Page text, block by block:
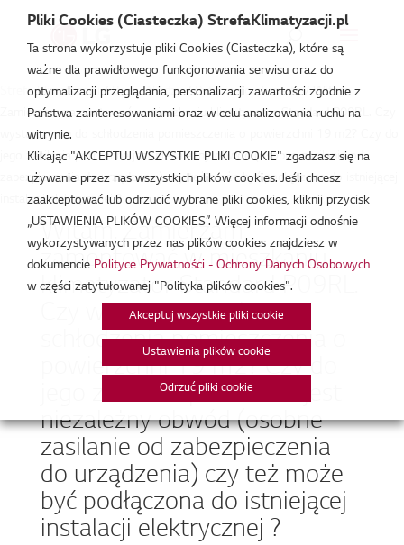
Strefa Klimatyzacji /Baza Wiedzy/Pytanie do eksperta/Witam.
Zamierzam zamontować w mieszkaniu klimatyzator Standard P09RL. Czy
wystarczy on do schłodzenia pomieszczenia o powierzchni 19 m2? Czy do
jego zasilenia potrzebne jest niezależny obwód (osobne zasilanie od
zabezpieczenia do urządzenia) czy też może być podłączona do istniejącej
instalacji elektrycznej ?
Witam. Zamierzam
zamontować w mieszkaniu
klimatyzator Standard P09RL.
Czy wystarczy on do
schłodzenia pomieszczenia o
powierzchni 19 m2? Czy do
jego zasilenia potrzebne jest
niezależny obwód (osobne
zasilanie od zabezpieczenia
do urządzenia) czy też może
być podłączona do istniejącej
instalacji elektrycznej ?
Pliki Cookies (Ciasteczka) StrefaKlimatyzacji.pl
Ta strona wykorzystuje pliki Cookies (Ciasteczka), które są
ważne dla prawidłowego funkcjonowania serwisu oraz do
optymalizacji przeglądania, personalizacji zawartości zgodnie z
Państwa zainteresowaniami oraz w celu analizowania ruchu na
witrynie.
Klikając "AKCEPTUJ WSZYSTKIE PLIKI COOKIE" zgadzasz się na
używanie przez nas wszystkich plików cookies. Jeśli chcesz
zaakceptować lub odrzucić wybrane pliki cookies, kliknij przycisk
„USTAWIENIA PLIKÓW COOKIES”. Więcej informacji odnośnie
wykorzystywanych przez nas plików cookies znajdziesz w
dokumencie Polityce Prywatności - Ochrony Danych Osobowych
w części zatytułowanej "Polityka plików cookies".
Akceptuj wszystkie pliki cookie
Ustawienia plików cookie
Odrzuć pliki cookie